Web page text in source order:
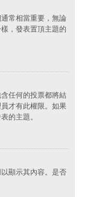
常相當重要，無論
，發表置頂主題的
任何的投票都將結
才有此權限。如果
的主題。
顯示其內容。是否